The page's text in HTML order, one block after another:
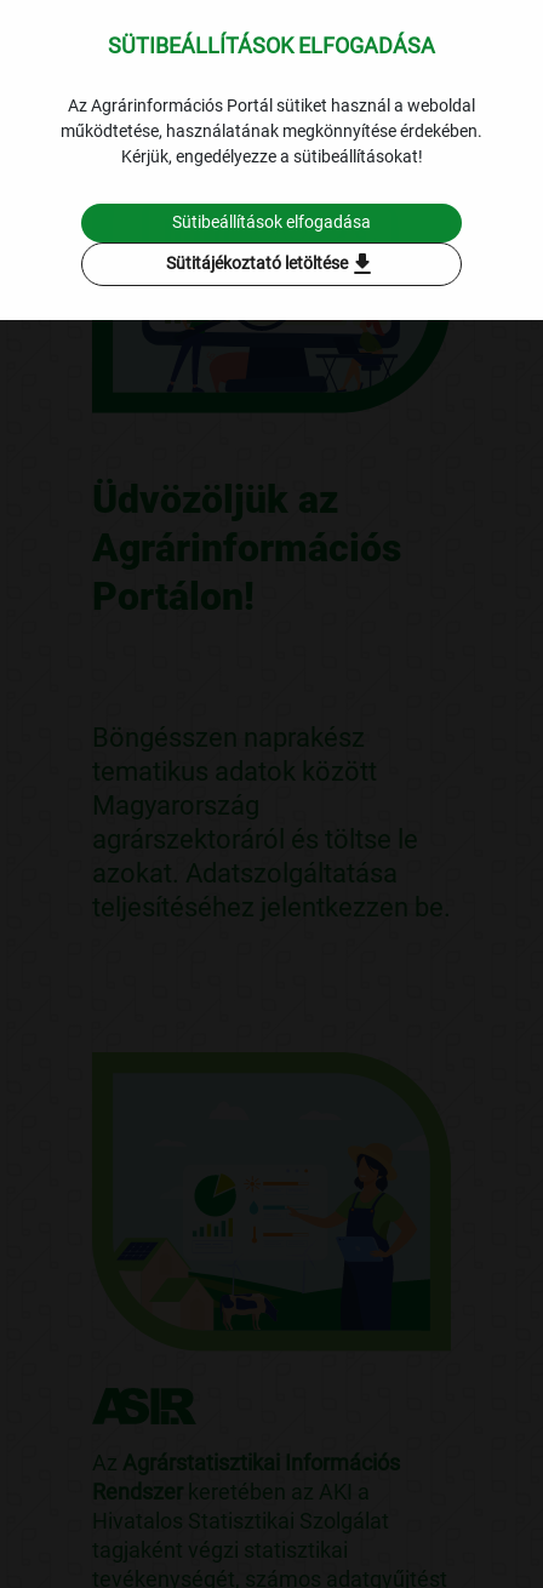
Üdvözöljük az
Agrárinformációs
Portálon!
Böngésszen naprakész
tematikus adatok között
Magyarország
agrárszektoráról és töltse le
azokat. Adatszolgáltatása
teljesítéséhez jelentkezzen be.
Az Agrárstatisztikai Információs
Rendszer keretében az AKI a
Hivatalos Statisztikai Szolgálat
tagjaként végzi statisztikai
tevékenységét, számos adatgyűjtést
SÜTIBEÁLLÍTÁSOK ELFOGADÁSA
Az Agrárinformációs Portál sütiket használ a weboldal
működtetése, használatának megkönnyítése érdekében.
Kérjük, engedélyezze a sütibeállításokat!
Sütibeállítások elfogadása
Sütitájékoztató letöltésedownload